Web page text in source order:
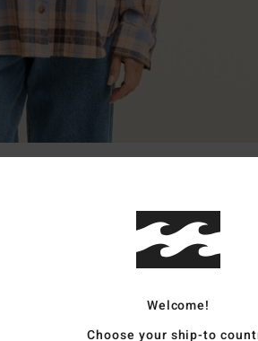
Welcome!
Choose your ship-to